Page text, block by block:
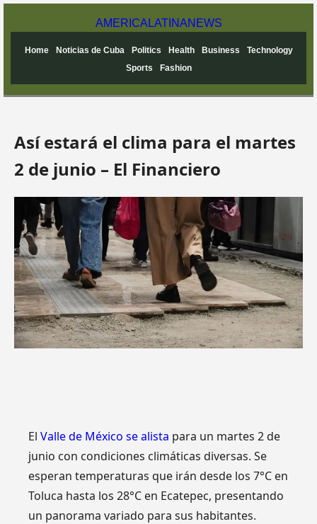
AMERICA LATINANEWS
Home Noticias de Cuba Politics Health Business
Technology
Sports
Fashion
Así estará el clima para el martes
2 de junio – El Financiero
ElValle de México se alista para un martes 2 de
junio con condiciones climáticas diversas. Se
esperan temperaturas que irán desde los 7°C en
Toluca hasta los 28°C en Ecatepec, presentando
un panorama variado para sus habitantes.